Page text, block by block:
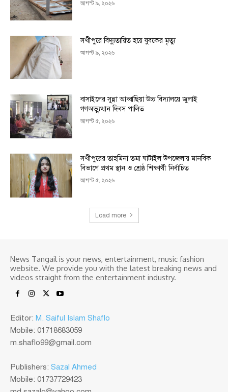
আগস্ট ৯, ২০২৬
সখীপুরে বিদ্যুতায়িত হয়ে যুবকের মৃত্যু
আগস্ট ৯, ২০২৬
বাসাইলের সুন্না আব্বাছিয়া উচ্চ বিদ্যালয়ে জুলাই
গণঅভ্যুত্থান দিবস পালিত
আগস্ট ৫, ২০২৬
সখীপুরের তাহমিনা তমা ঘাটাইল উপজেলায় মানবিক
বিভাগে প্রথম স্থান ও শ্রেষ্ঠ শিক্ষার্থী নির্বাচিত
আগস্ট ৫, ২০২৬
Load more
News Tangail is your news, entertainment, music fashion
website. We provide you with the latest breaking news and
videos straight from the entertainment industry.
Editor: M. Saiful Islam Shaflo
Mobile: 01718683059
m.shaflo99@gmail.com
Publishers: Sazal Ahmed
Mobile: 01737729423